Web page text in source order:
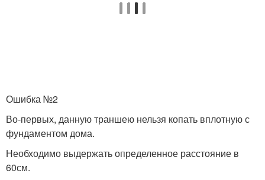
Ошибка №2
Во-первых, данную траншею нельзя копать вплотную с
фундаментом дома.
Необходимо выдержать определенное расстояние в
60см.